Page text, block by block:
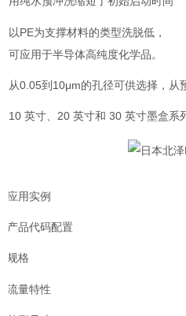
以PE为支撑材料的类型洗脱低，
可应用于半导体高纯度化学品。
从0.05到10μm的孔径可供选择，从
10 英寸、20 英寸和 30 英寸墨盒系
应用实例
产品代码配置
规格
流量特性